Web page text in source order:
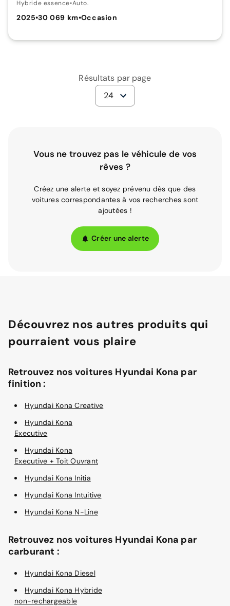
Hybride essence•Auto.
2025•30 069 km•Occasion
Résultats par page
24
Vous ne trouvez pas le véhicule de vos
rêves ?
Créez une alerte et soyez prévenu dès que des
voitures correspondantes à vos recherches sont
ajoutées !
Créer une alerte
Découvrez nos autres produits qui
pourraient vous plaire
Retrouvez nos voitures Hyundai Kona par
finition :
Hyundai Kona Creative
Hyundai Kona
Executive
Hyundai Kona
Executive + Toit Ouvrant
Hyundai Kona Initia
Hyundai Kona Intuitive
Hyundai Kona N-Line
Retrouvez nos voitures Hyundai Kona par
carburant :
Hyundai Kona Diesel
Hyundai Kona Hybride
non-rechargeable